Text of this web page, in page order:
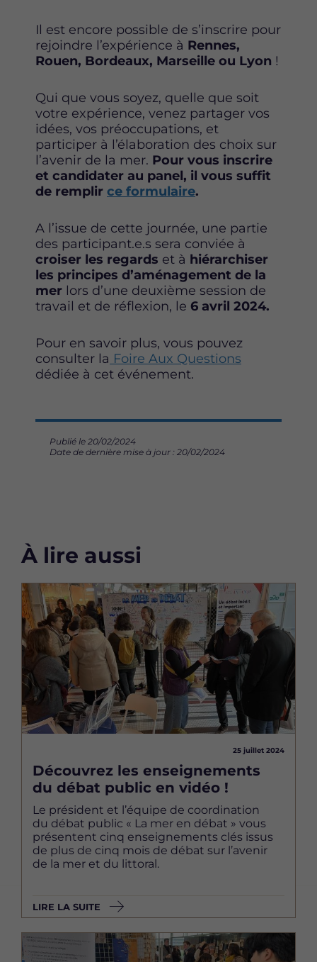
Il est encore possible de s’inscrire pour
rejoindre l’expérience à Rennes,
Rouen, Bordeaux, Marseille ou Lyon !
Qui que vous soyez, quelle que soit
votre expérience, venez partager vos
idées, vos préoccupations, et
participer à l’élaboration des choix sur
l’avenir de la mer. Pour vous inscrire
et candidater au panel, il vous suffit
de remplir ce formulaire.
A l’issue de cette journée, une partie
des participant.e.s sera conviée à
croiser les regards et à hiérarchiser
les principes d’aménagement de la
mer lors d’une deuxième session de
travail et de réflexion, le 6 avril 2024.
Pour en savoir plus, vous pouvez
consulter la Foire Aux Questions
dédiée à cet événement.
Publié le 20/02/2024
Date de dernière mise à jour : 20/02/2024
À lire aussi
Image
25 juillet 2024
Découvrez les enseignements
du débat public en vidéo !
Le président et l’équipe de coordination
du débat public « La mer en débat » vous
présentent cinq enseignements clés issus
de plus de cinq mois de débat sur l’avenir
de la mer et du littoral.
LIRE LA SUITE
Image